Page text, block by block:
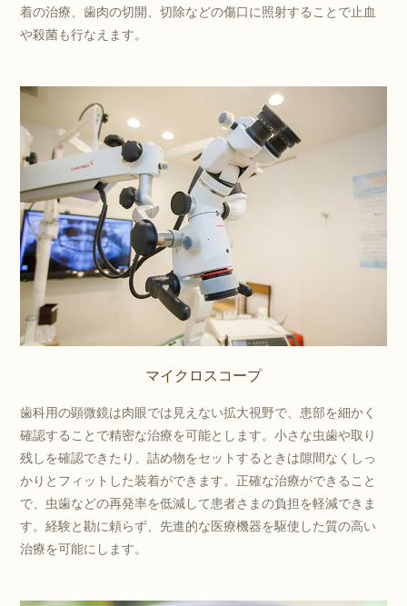
着の治療、歯肉の切開、切除などの傷口に照射することで止血
や殺菌も行なえます。
マイクロスコープ
歯科用の顕微鏡は肉眼では見えない拡大視野で、患部を細かく
確認することで精密な治療を可能とします。小さな虫歯や取り
残しを確認できたり、詰め物をセットするときは隙間なくしっ
かりとフィットした装着ができます。正確な治療ができること
で、虫歯などの再発率を低減して患者さまの負担を軽減できま
す。経験と勘に頼らず、先進的な医療機器を駆使した質の高い
治療を可能にします。